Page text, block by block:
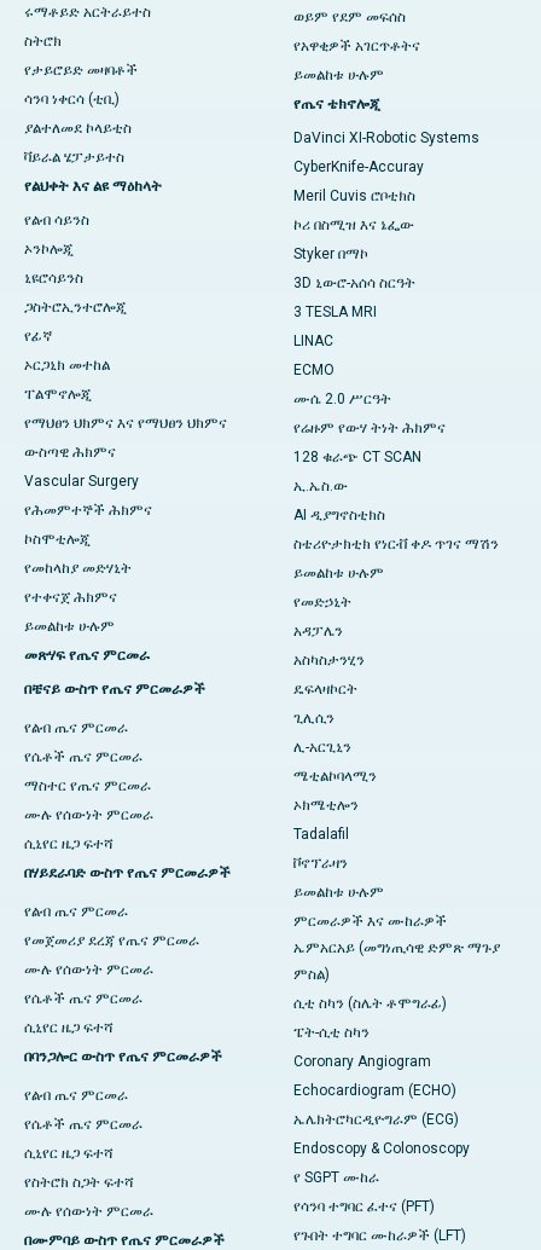
ሩማቶይድ አርትራይተስ
ስትሮክ
የታይሮይድ መዛባቶች
ሳንባ ነቀርሳ (ቲቢ)
ያልተለመደ ኮላይቲስ
ቫይራል ሄፓታይተስ
የልህቀት እና ልዩ ማዕከላት
የልብ ሳይንስ
ኦንኮሎጂ
ኒዩሮሳይንስ
ጋስትሮኢንተሮሎጂ
የፊኛ
ኦርጋኒክ መተከል
ፐልሞኖሎጂ
የማህፀን ህክምና እና የማህፀን ህክምና
ውስጣዊ ሕክምና
Vascular Surgery
የሕመምተኞች ሕክምና
ኮስሞቲሎጂ
የመከላከያ መድሃኒት
የተቀናጀ ሕክምና
ይመልከቱ ሁሉም
መጽሃፍ የጤና ምርመራ
በቼናይ ውስጥ የጤና ምርመራዎች
የልብ ጤና ምርመራ
የሴቶች ጤና ምርመራ
ማስተር የጤና ምርመራ
ሙሉ የሰውነት ምርመራ
ሲኒየር ዜጋ ፍተሻ
በሃይደራባድ ውስጥ የጤና ምርመራዎች
የልብ ጤና ምርመራ
የመጀመሪያ ደረጃ የጤና ምርመራ
ሙሉ የሰውነት ምርመራ
የሴቶች ጤና ምርመራ
ሲኒየር ዜጋ ፍተሻ
በባንጋሎር ውስጥ የጤና ምርመራዎች
የልብ ጤና ምርመራ
የሴቶች ጤና ምርመራ
ሲኒየር ዜጋ ፍተሻ
የስትሮክ ስጋት ፍተሻ
ሙሉ የሰውነት ምርመራ
በሙምባይ ውስጥ የጤና ምርመራዎች
ወይም የደም መፍሰስ
የአዋቂዎች አገርጥቶትና
ይመልከቱ ሁሉም
የጤና ቴክኖሎጂ
DaVinci XI-Robotic Systems
CyberKnife-Accuray
Meril Cuvis ሮቦቲክስ
ኮሪ በስሚዝ እና ኔፌው
Styker በማኮ
3D ኒውሮ-አሰሳ ስርዓት
3 TESLA MRI
LINAC
ECMO
ሙሴ 2.0 ሥርዓት
የሬዙም የውሃ ትነት ሕክምና
128 ቁራጭ CT SCAN
ኢ.ኤስ.ው
AI ዲያግኖስቲክስ
ስቴሪዮታክቲክ የነርቭ ቀዶ ጥገና ማሽን
ይመልከቱ ሁሉም
የመድኃኒት
አዳፓሌን
አስካስታንሂን
ዴፍላዛኮርት
ጊሊሲን
ሊ-አርጊኒን
ሜቲልኮባላሚን
ኦክሜቲሎን
Tadalafil
ቮኖፕራዛን
ይመልከቱ ሁሉም
ምርመራዎች እና ሙከራዎች
ኤምአርአይ (መግነጢሳዊ ድምጽ ማጉያ
ምስል)
ሲቲ ስካን (ስሌት ቶሞግራፊ)
ፔት-ሲቲ ስካን
Coronary Angiogram
Echocardiogram (ECHO)
ኤሌክትሮካርዲዮግራም (ECG)
Endoscopy & Colonoscopy
የ SGPT ሙከራ
የሳንባ ተግባር ፈተና (PFT)
የጉበት ተግባር ሙከራዎች (LFT)